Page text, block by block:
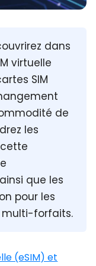
dans
virtuelle
SIM
de
les
que les
pour les
multi-forfaits.
(eSIM) et